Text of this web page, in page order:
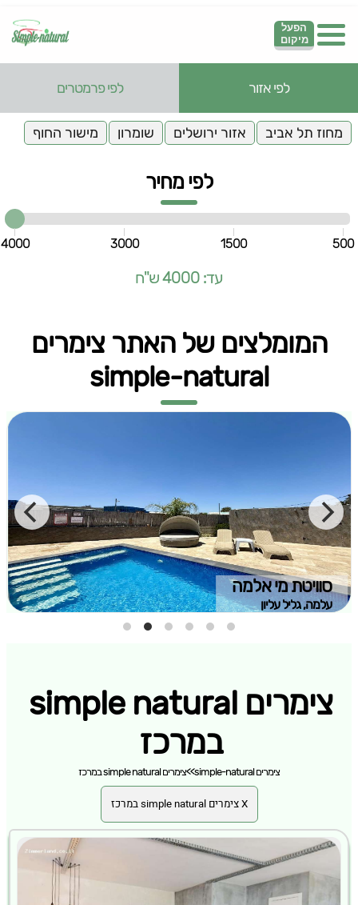
הפעל
מיקום
לפי אזור לפי פרמטרים
מחוז תל אביב אזור ירושלים שומרון מישור החוף
לפי מחיר
500
1500
3000
4000
עד: 4000 ש"ח
המומלצים של האתר צימרים
simple-natural
סוויטת מי אלמה
עלמה, גליל עליון
צימרים simple natural
במרכז
צימרים simple-natural >>צימרים simple natural במרכז
X צימרים simple natural במרכז